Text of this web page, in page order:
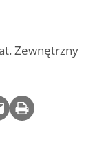
Zewnętrzny
Print this Page